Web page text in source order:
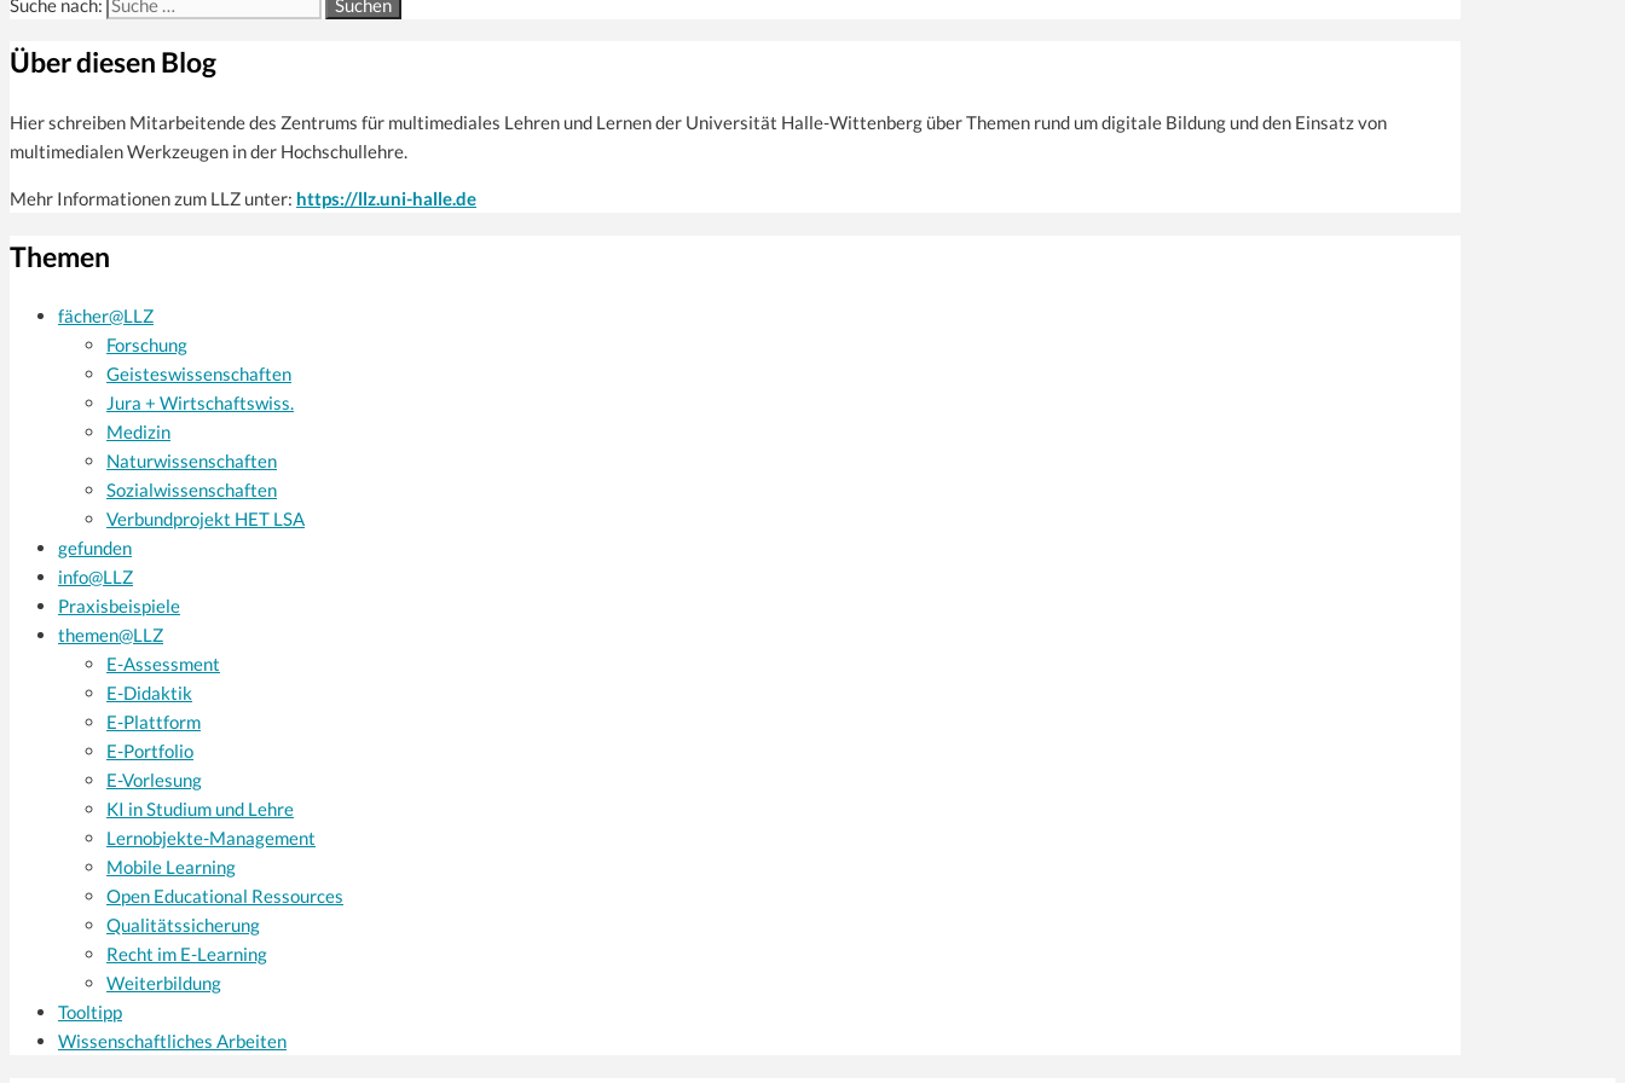
Suche nach:
Über diesen Blog
Hier schreiben Mitarbeitende des Zentrums für multi­mediales Lehren und Lernen der Universität Halle-Wittenberg über Themen rund um digitale Bildung und den Einsatz von
multimedialen Werkzeugen in der Hochschullehre.
Mehr Informationen zum LLZ unter: https://llz.uni-halle.de
Themen
fächer@LLZ
Forschung
Geisteswissenschaften
Jura + Wirtschaftswiss.
Medizin
Naturwissenschaften
Sozialwissenschaften
Verbundprojekt HET LSA
gefunden
info@LLZ
Praxisbeispiele
themen@LLZ
E-Assessment
E-Didaktik
E-Plattform
E-Portfolio
E-Vorlesung
KI in Studium und Lehre
Lernobjekte-Management
Mobile Learning
Open Educational Ressources
Qualitätssicherung
Recht im E-Learning
Weiterbildung
Tooltipp
Wissenschaftliches Arbeiten